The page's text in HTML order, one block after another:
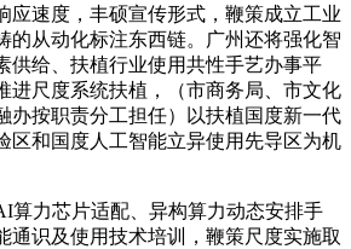
应速度，丰硕宣传形式，鞭策成立工业
的从动化标注东西链。广州还将强化智
供给、扶植行业使用共性手艺办事平
进尺度系统扶植，（市商务局、市文化
办按职责分工担任）以扶植国度新一代
区和国度人工智能立异使用先导区为机
力芯片适配、异构算力动态安排手
通识及使用技术培训，鞭策尺度实施取